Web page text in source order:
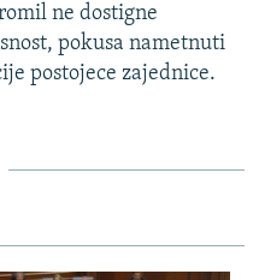
ne dostigne
pokusa nametnuti
postojece zajednice.